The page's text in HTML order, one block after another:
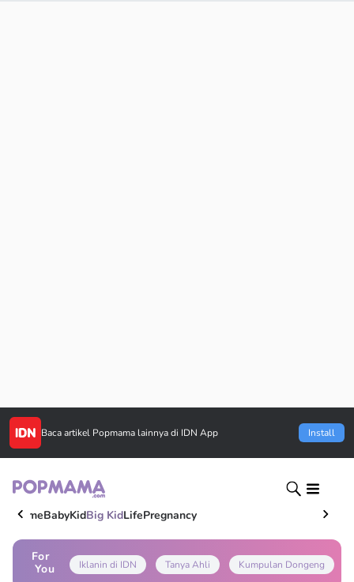
Baca artikel Popmama lainnya di IDN App Install
HomeBabyKidBig KidLifePregnancy
For
You
Iklanin di IDN Tanya Ahli Kumpulan Dongeng